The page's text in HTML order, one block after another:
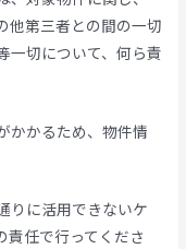
他第三者との間の一切
一切について、何ら責
かかるため、物件情
りに活用できないケ
責任で行ってくださ